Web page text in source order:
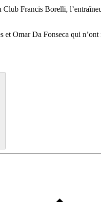
Francis Borelli,
Omar Da Fonseca qui n’ont